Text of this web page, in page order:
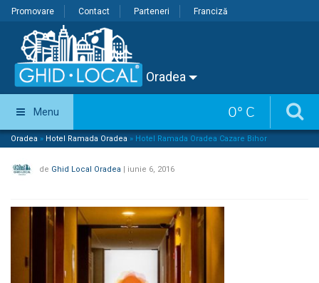
Promovare Contact Parteneri Franciză
Oradea
0° C
Menu
Oradea » Hotel Ramada Oradea » Hotel Ramada Oradea Cazare Bihor
de Ghid Local Oradea | iunie 6, 2016